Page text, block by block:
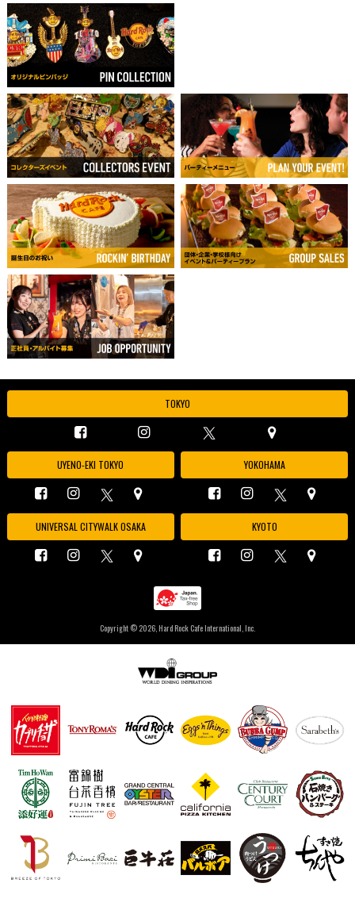
TOKYO
UYENO-EKI TOKYO YOKOHAMA
UNIVERSAL CITYWALK OSAKA KYOTO
Copyright © 2026, Hard Rock Cafe International, Inc.